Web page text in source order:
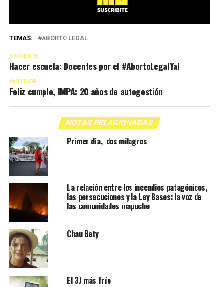
TEMAS: ABORTO LEGAL
SIGUIENTE
Hacer escuela: Docentes por el #AbortoLegalYa!
ANTERIOR
Feliz cumple, IMPA: 20 años de autogestión
NOTAS RELACIONADAS
Primer día, dos milagros
La relación entre los incendios patagónicos,
las persecuciones y la Ley Bases: la voz de
las comunidades mapuche
Chau Bety
El 3J más frío